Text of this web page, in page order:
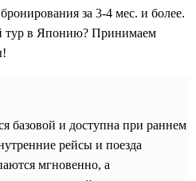
за 3-4 мес. и более.
тур в Японию? Принимаем
базовой и доступна при раннем
рейсы и поезда
мгновенно, а